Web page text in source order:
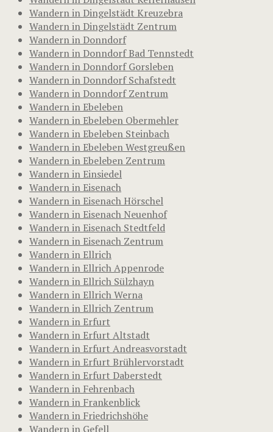
Wandern in Dingelstädt Kreuzebra
Wandern in Dingelstädt Zentrum
Wandern in Donndorf
Wandern in Donndorf Bad Tennstedt
Wandern in Donndorf Gorsleben
Wandern in Donndorf Schafstedt
Wandern in Donndorf Zentrum
Wandern in Ebeleben
Wandern in Ebeleben Obermehler
Wandern in Ebeleben Steinbach
Wandern in Ebeleben Westgreußen
Wandern in Ebeleben Zentrum
Wandern in Einsiedel
Wandern in Eisenach
Wandern in Eisenach Hörschel
Wandern in Eisenach Neuenhof
Wandern in Eisenach Stedtfeld
Wandern in Eisenach Zentrum
Wandern in Ellrich
Wandern in Ellrich Appenrode
Wandern in Ellrich Sülzhayn
Wandern in Ellrich Werna
Wandern in Ellrich Zentrum
Wandern in Erfurt
Wandern in Erfurt Altstadt
Wandern in Erfurt Andreasvorstadt
Wandern in Erfurt Brühlervorstadt
Wandern in Erfurt Daberstedt
Wandern in Fehrenbach
Wandern in Frankenblick
Wandern in Friedrichshöhe
Wandern in Gefell